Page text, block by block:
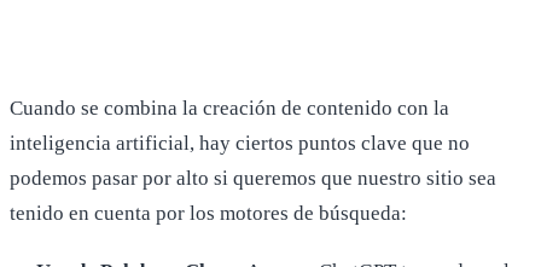
Cuando se combina la creación de contenido con la
inteligencia artificial, hay ciertos puntos clave que no
podemos pasar por alto si queremos que nuestro sitio sea
tenido en cuenta por los motores de búsqueda: